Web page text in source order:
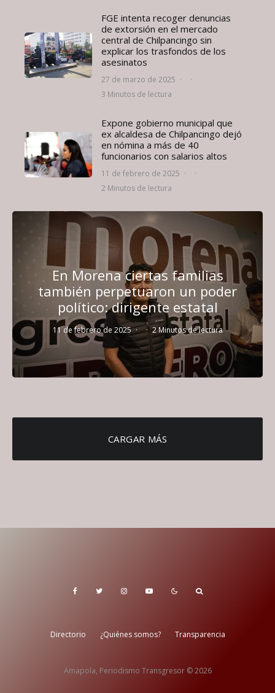
FGE intenta recoger denuncias
de extorsión en el mercado
central de Chilpancingo sin
explicar los trasfondos de los
asesinatos
27 de marzo de 2025 ·
·
3 Minutos de lectura
Expone gobierno municipal que
ex alcaldesa de Chilpancingo dejó
en nómina a más de 40
funcionarios con salarios altos
11 de febrero de 2025 ·
·
2 Minutos de lectura
En Morena ciertas familias
también perpetuaron un poder
político: dirigente estatal
11 de febrero de 2025 · · 2 Minutos de lectura
CARGAR MÁS
Directorio ¿Quiénes somos? Transparencia
Amapola, Periodismo Transgresor © 2026